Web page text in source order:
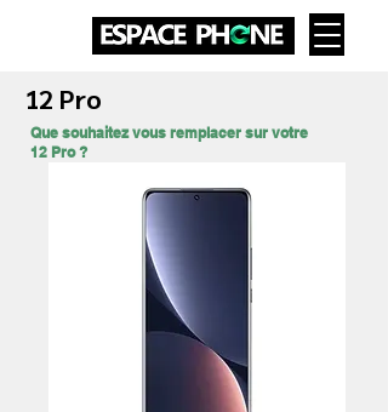
12 Pro
Que souhaitez vous remplacer sur votre
12 Pro ?